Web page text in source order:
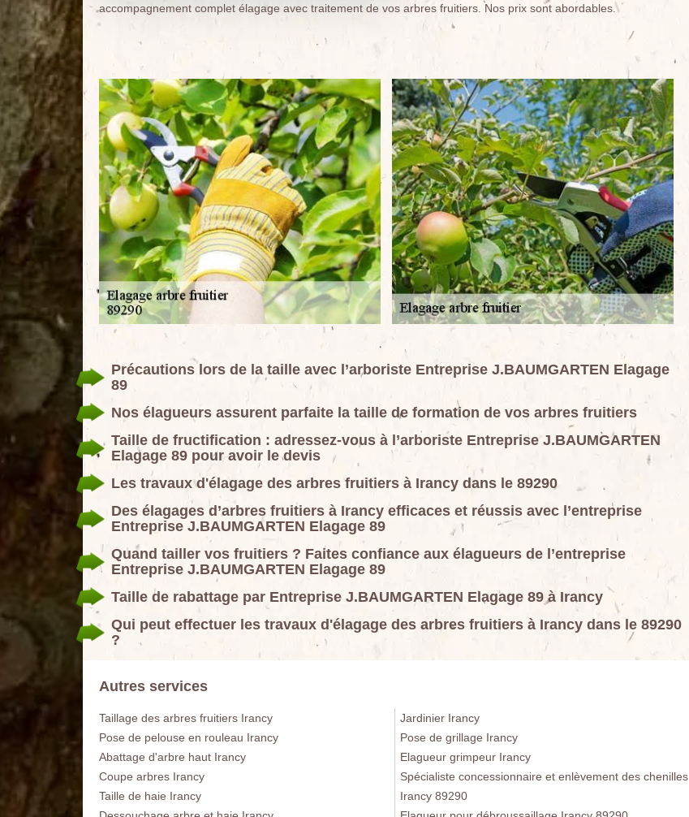
accompagnement complet élagage avec traitement de vos arbres fruitiers. Nos prix sont abordables.
Précautions lors de la taille avec l’arboriste Entreprise J.BAUMGARTEN Elagage
89
Nos élagueurs assurent parfaite la taille de formation de vos arbres fruitiers
Taille de fructification : adressez-vous à l’arboriste Entreprise J.BAUMGARTEN
Elagage 89 pour avoir le devis
Les travaux d'élagage des arbres fruitiers à Irancy dans le 89290
Des élagages d’arbres fruitiers à Irancy efficaces et réussis avec l’entreprise
Entreprise J.BAUMGARTEN Elagage 89
Quand tailler vos fruitiers ? Faites confiance aux élagueurs de l’entreprise
Entreprise J.BAUMGARTEN Elagage 89
Taille de rabattage par Entreprise J.BAUMGARTEN Elagage 89 à Irancy
Qui peut effectuer les travaux d'élagage des arbres fruitiers à Irancy dans le 89290
?
Autres services
Taillage des arbres fruitiers Irancy
Pose de pelouse en rouleau Irancy
Abattage d'arbre haut Irancy
Coupe arbres Irancy
Taille de haie Irancy
Jardinier Irancy
Pose de grillage Irancy
Elagueur grimpeur Irancy
Spécialiste concessionnaire et enlèvement des chenilles
Irancy 89290